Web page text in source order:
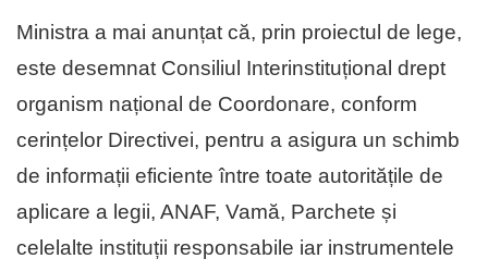
Ministra a mai anunțat că, prin proiectul de lege,
este desemnat Consiliul Interinstituțional drept
organism național de Coordonare, conform
cerințelor Directivei, pentru a asigura un schimb
de informații eficiente între toate autoritățile de
aplicare a legii, ANAF, Vamă, Parchete și
celelalte instituții responsabile iar instrumentele